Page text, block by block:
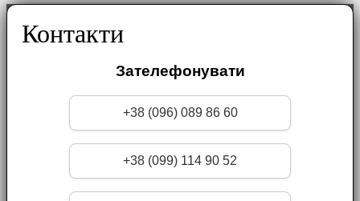
Контакти
Зателефонувати
+38 (096) 089 86 60
+38 (099) 114 90 52